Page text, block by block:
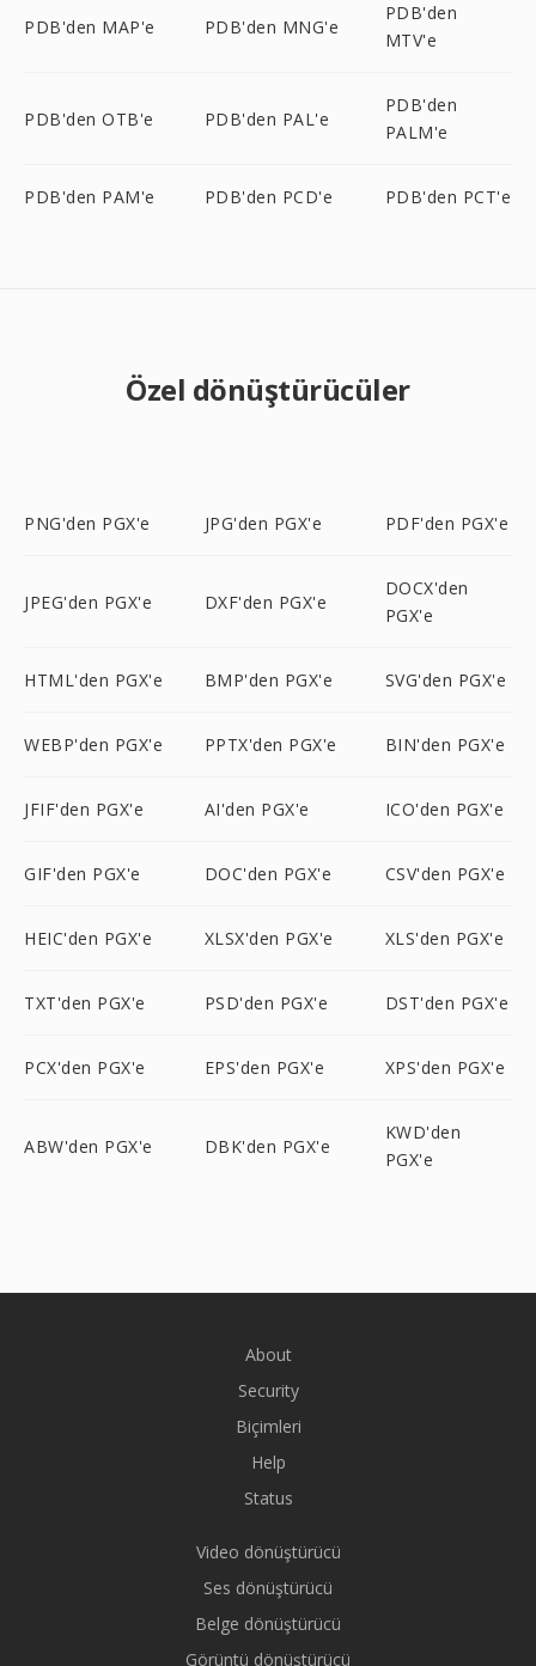
PDB'den MAP'e PDB'den MNG'e
PDB'den
MTV'e
PDB'den OTB'e PDB'den PAL'e
PDB'den
PALM'e
PDB'den PAM'e PDB'den PCD'e PDB'den PCT'e
Özel dönüştürücüler
PNG'den PGX'e JPG'den PGX'e PDF'den PGX'e
JPEG'den PGX'e DXF'den PGX'e
DOCX'den
PGX'e
HTML'den PGX'e BMP'den PGX'e SVG'den PGX'e
WEBP'den PGX'e PPTX'den PGX'e BIN'den PGX'e
JFIF'den PGX'e AI'den PGX'e ICO'den PGX'e
GIF'den PGX'e DOC'den PGX'e CSV'den PGX'e
HEIC'den PGX'e XLSX'den PGX'e XLS'den PGX'e
TXT'den PGX'e PSD'den PGX'e DST'den PGX'e
PCX'den PGX'e EPS'den PGX'e XPS'den PGX'e
ABW'den PGX'e DBK'den PGX'e
KWD'den
PGX'e
About
Security
Biçimleri
Help
Status
Video dönüştürücü
Ses dönüştürücü
Belge dönüştürücü
Görüntü dönüştürücü